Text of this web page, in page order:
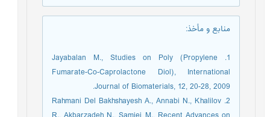
منابع و مأخذ:
1. Jayabalan M., Studies on Poly (Propylene
Fumarate-Co-Caprolactone Diol), International
Journal of Biomaterials, 12, 20-28, 2009.
2. Rahmani Del Bakhshayesh A., Annabi N., Khalilov